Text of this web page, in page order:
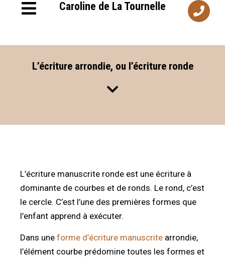
Caroline de La Tournelle
L’écriture arrondie, ou l’écriture ronde
L’écriture manuscrite ronde est une écriture à
dominante de courbes et de ronds. Le rond, c’est
le cercle. C’est l’une des premières formes que
l’enfant apprend à exécuter.
Dans une forme d’écriture manuscrite arrondie,
l’élément courbe prédomine toutes les formes et